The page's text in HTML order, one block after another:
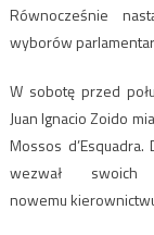
Równocześnie
wyborów
W sobotę przed
Juan Ignacio Zoido
Mossos
wezwał
nowemu